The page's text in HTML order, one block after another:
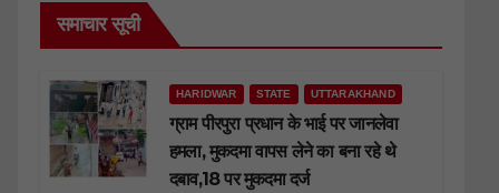
समाचार सूची
HARIDWAR STATE UTTARAKHAND
ग्राम पीरपुरा प्रधान के भाई पर जानलेवा
हमला, मुकदमा वापस लेने का बना रहे थे
दबाव,18 पर मुकदमा दर्ज